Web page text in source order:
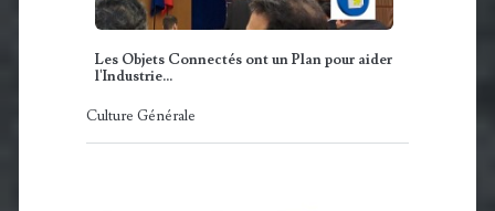
Les Objets Connectés ont un Plan pour aider
l'Industrie...
Culture Générale